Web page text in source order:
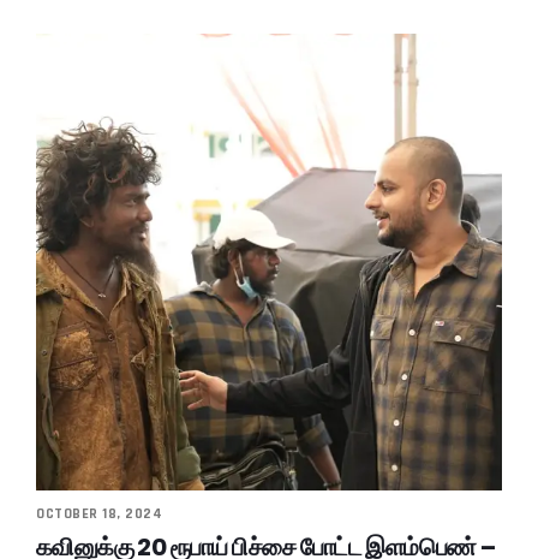
OCTOBER 18, 2024
கவினுக்கு 20 ரூபாய் பிச்சை போட்ட இளம்பெண் –